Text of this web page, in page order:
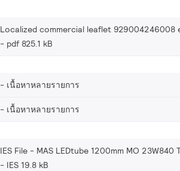
Localized commercial leaflet 929004246008
pdf 825.1 kB
เนื้อหาหลายรายการ
เนื้อหาหลายรายการ
IES File - MAS LEDtube 1200mm MO 23W840
IES 19.8 kB